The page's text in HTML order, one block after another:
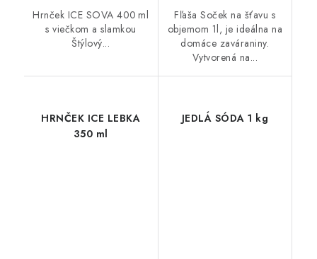
Hrnček ICE SOVA 400 ml
s viečkom a slamkou
Štýlový...
Fľaša Soček na šťavu s
objemom 1l, je ideálna na
domáce zaváraniny.
Vytvorená na...
HRNČEK ICE LEBKA
350 ml
JEDLÁ SÓDA 1 kg